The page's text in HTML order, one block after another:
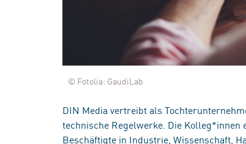
© Fotolia: GaudiLab
DIN Media vertreibt als
technische Regelwerke. Die
Beschäftigte in Industrie, Wissenschaft,